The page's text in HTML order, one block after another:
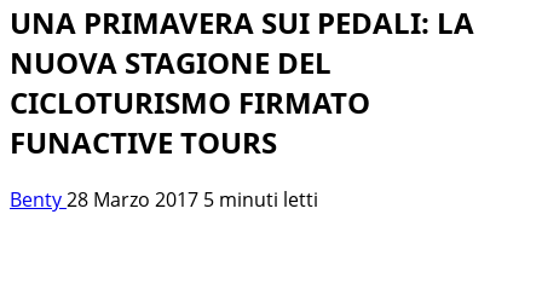
UNA PRIMAVERA SUI PEDALI: LA
NUOVA STAGIONE DEL
CICLOTURISMO FIRMATO
FUNACTIVE TOURS
Benty28 Marzo 2017 5 minuti letti